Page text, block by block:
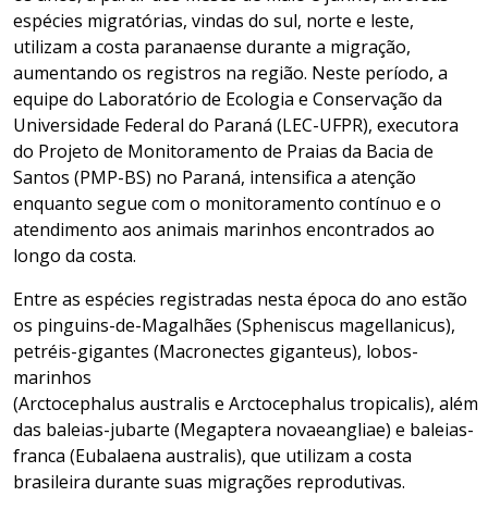
espécies migratórias, vindas do sul, norte e leste,
utilizam a costa paranaense durante a migração,
aumentando os registros na região. Neste período, a
equipe do Laboratório de Ecologia e Conservação da
Universidade Federal do Paraná (LEC-UFPR), executora
do Projeto de Monitoramento de Praias da Bacia de
Santos (PMP-BS) no Paraná, intensifica a atenção
enquanto segue com o monitoramento contínuo e o
atendimento aos animais marinhos encontrados ao
longo da costa.
Entre as espécies registradas nesta época do ano estão
os pinguins-de-Magalhães (Spheniscus magellanicus),
petréis-gigantes (Macronectes giganteus), lobos-
marinhos
(Arctocephalus australis e Arctocephalus tropicalis), além
das baleias-jubarte (Megaptera novaeangliae) e baleias-
franca (Eubalaena australis), que utilizam a costa
brasileira durante suas migrações reprodutivas.